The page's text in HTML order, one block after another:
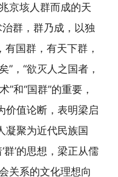
京垓人群而成的天
群，群乃成，以独
国群，有天下群，
，“欲灭人之国者，
”和“国群”的重要，
价值论断，表明梁启
凝聚为近代民族国
群’的思想，梁正从儒
关系的文化理想向